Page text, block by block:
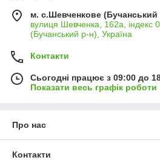
м. с.Шевченкове (Бучанський
вулиця Шевченка, 162а, індекс
(Бучанський р-н), Україна
Контакти
Сьогодні працює з 09:00 до
Показати весь графік роботи
Про нас
Контакти